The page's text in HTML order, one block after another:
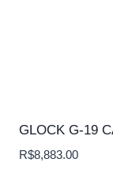
GLOCK G-19
R$8,883.00